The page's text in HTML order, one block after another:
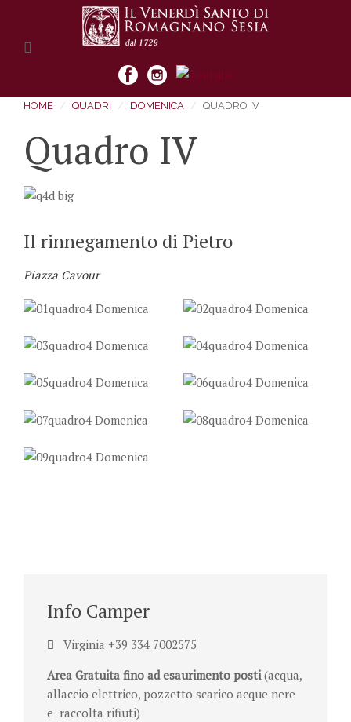
HOME QUADRI DOMENICA QUADRO IV
Quadro IV
Il rinnegamento di Pietro
Piazza Cavour
Info Camper
Virginia +39 334 7002575
Area Gratuita fino ad esaurimento posti(acqua,
allaccio elettrico, pozzetto scarico acque nere
e raccolta rifiuti)